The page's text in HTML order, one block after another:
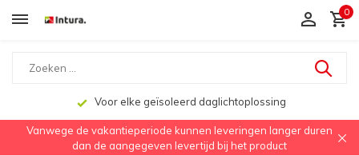
0
Voor elke geïsoleerd daglichtoplossing
Vanwege de vakantieperiode kunnen leveringen langer duren
dan de aangegeven levertijd bij het product